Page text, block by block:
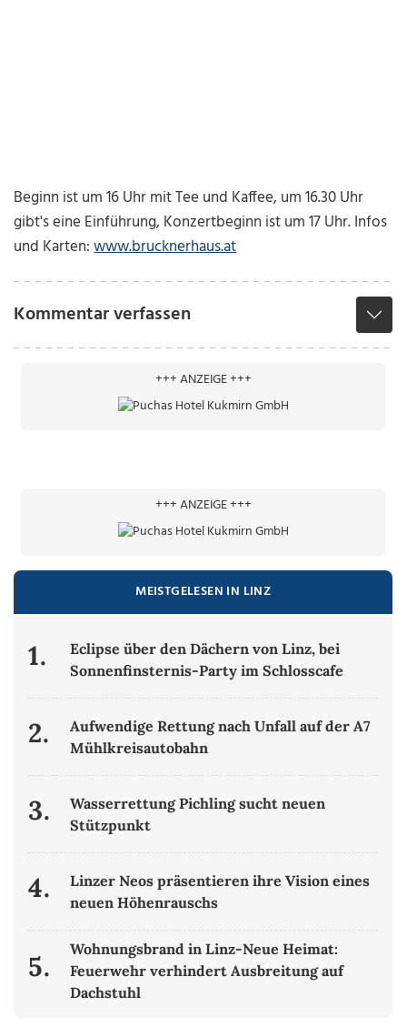
Beginn ist um 16 Uhr mit Tee und Kaffee, um 16.30 Uhr
gibt's eine Einführung, Konzertbeginn ist um 17 Uhr. Infos
und Karten:www.brucknerhaus.at
Kommentar verfassen
+++ ANZEIGE +++
+++ ANZEIGE +++
MEISTGELESEN IN LINZ
1.
Eclipse über den Dächern von Linz, bei
Sonnenfinsternis-Party im Schlosscafe
2.
Aufwendige Rettung nach Unfall auf der A7
Mühlkreisautobahn
3.
Wasserrettung Pichling sucht neuen
Stützpunkt
4.
Linzer Neos präsentieren ihre Vision eines
neuen Höhenrauschs
5.
Wohnungsbrand in Linz-Neue Heimat:
Feuerwehr verhindert Ausbreitung auf
Dachstuhl